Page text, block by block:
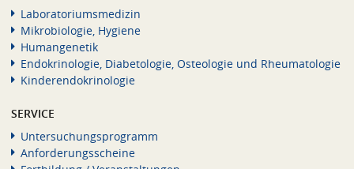
Laboratoriumsmedizin
Mikrobiologie, Hygiene
Humangenetik
Endokrinologie, Diabetologie, Osteologie und Rheumatologie
Kinderendokrinologie
SERVICE
Untersuchungsprogramm
Anforderungsscheine